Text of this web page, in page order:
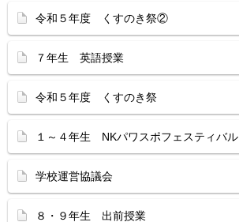
令和５年度 くすのき祭②
７年生 英語授業
令和５年度 くすのき祭
１～４年生 NKパワスポフェスティバル
学校運営協議会
８・９年生 出前授業